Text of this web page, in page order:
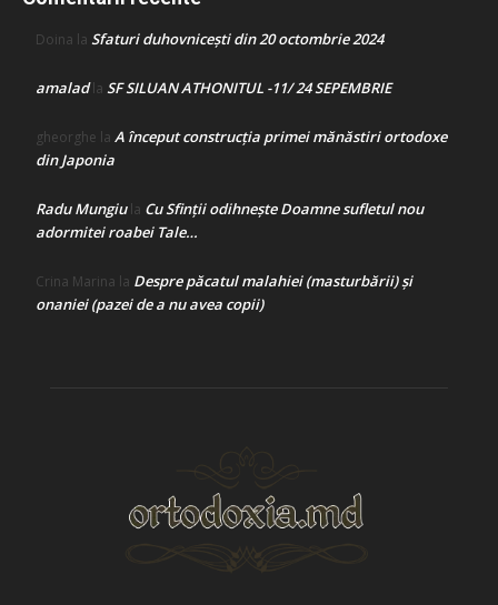
Doina la Sfaturi duhovnicești din 20 octombrie 2024
amaladla SF SILUAN ATHONITUL -11/ 24 SEPEMBRIE
gheorghe la A început construcţia primei mănăstiri ortodoxe
din Japonia
Radu Mungiula Cu Sfinții odihnește Doamne sufletul nou
adormitei roabei Tale…
Crina Marina la Despre păcatul malahiei (masturbării) şi
onaniei (pazei de a nu avea copii)